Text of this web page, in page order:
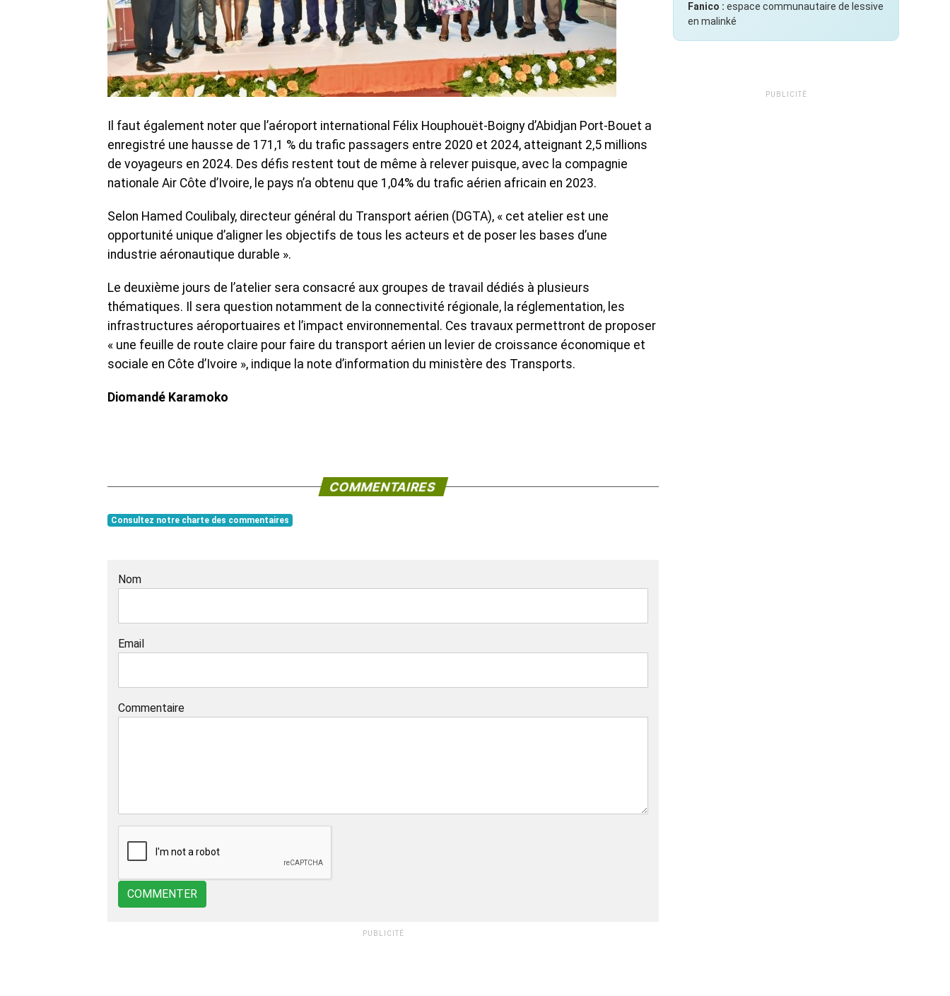
Il faut également noter que l’aéroport international Félix Houphouët-Boigny d’Abidjan Port-Bouet a
enregistré une hausse de 171,1 % du trafic passagers entre 2020 et 2024, atteignant 2,5 millions
de voyageurs en 2024. Des défis restent tout de même à relever puisque, avec la compagnie
nationale Air Côte d’Ivoire, le pays n’a obtenu que 1,04% du trafic aérien africain en 2023.
Selon Hamed Coulibaly, directeur général du Transport aérien (DGTA), « cet atelier est une
opportunité unique d’aligner les objectifs de tous les acteurs et de poser les bases d’une
industrie aéronautique durable ».
Le deuxième jours de l’atelier sera consacré aux groupes de travail dédiés à plusieurs
thématiques. Il sera question notamment de la connectivité régionale, la réglementation, les
infrastructures aéroportuaires et l’impact environnemental. Ces travaux permettront de proposer
« une feuille de route claire pour faire du transport aérien un levier de croissance économique et
sociale en Côte d’Ivoire », indique la note d’information du ministère des Transports.
Diomandé Karamoko
COMMENTAIRES
Consultez notre charte des commentaires
Nom
Email
Commentaire
COMMENTER
PUBLICITÉ
Fanico : espace communautaire de lessive
en malinké
PUBLICITÉ